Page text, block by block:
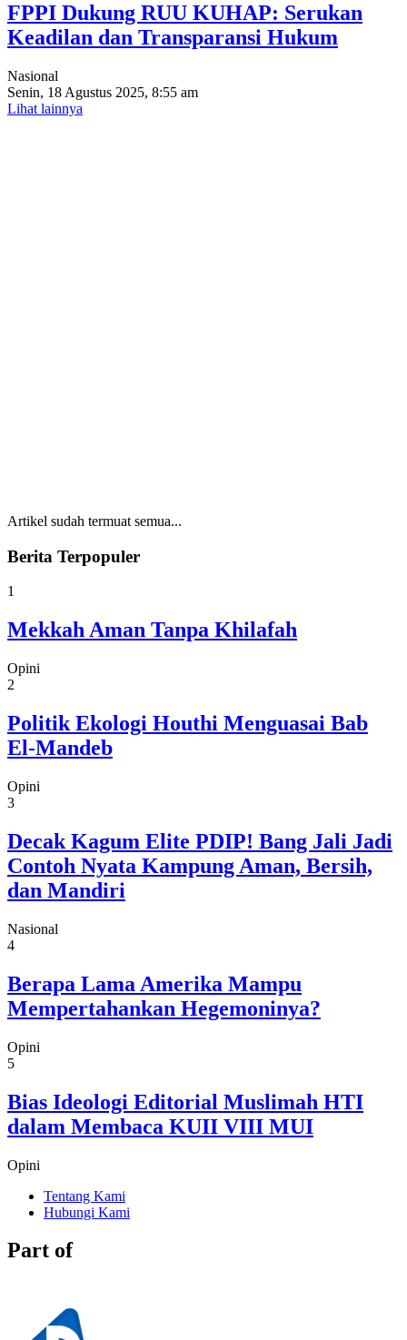
FPPI Dukung RUU KUHAP: Serukan
Keadilan dan Transparansi Hukum
Nasional
Senin, 18 Agustus 2025, 8:55 am
Lihat lainnya
Artikel sudah termuat semua...
Berita Terpopuler
1
Mekkah Aman Tanpa Khilafah
Opini
2
Politik Ekologi Houthi Menguasai Bab
El-Mandeb
Opini
3
Decak Kagum Elite PDIP! Bang Jali Jadi
Contoh Nyata Kampung Aman, Bersih,
dan Mandiri
Nasional
4
Berapa Lama Amerika Mampu
Mempertahankan Hegemoninya?
Opini
5
Bias Ideologi Editorial Muslimah HTI
dalam Membaca KUII VIII MUI
Opini
Tentang Kami
Hubungi Kami
Part of